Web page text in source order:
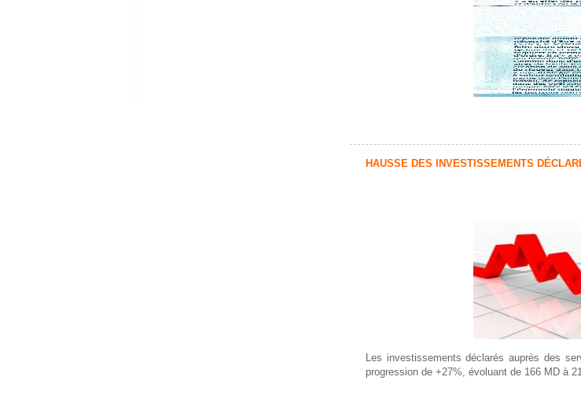
HAUSSE DES INVESTISSEMENTS
Les investissements déclarés auprès des
progression de +27%, évoluant de 166 MD à